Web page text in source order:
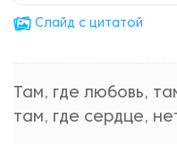
Cлайд с цитатой
Там, где любовь,
там, где сердце,